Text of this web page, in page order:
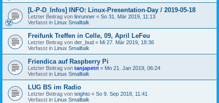
[L-P-D_Infos] INFO: Linux-Presentation-Day / 2019-05-18
Letzter Beitrag von linrunner « So 31. Mär 2019, 11:13
Verfasst in Linux Smalltalk
Freifunk Treffen in Celle, 09, April LeFeu
Letzter Beitrag von der_bud « Mi 27. Mär 2019, 18:36
Verfasst in Linux Smalltalk
Friendica auf Raspberry Pi
Letzter Beitrag von tanjapetri « Mo 21. Jan 2019, 06:24
Verfasst in Linux Smalltalk
LUG BS im Radio
Letzter Beitrag von teighto « So 9. Sep 2018, 11:41
Verfasst in Linux Smalltalk